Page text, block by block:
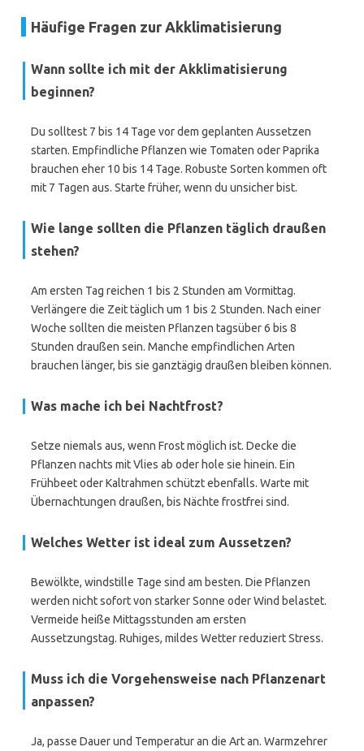
Häufige Fragen zur Akklimatisierung
Wann sollte ich mit der Akklimatisierung
beginnen?
Du solltest 7 bis 14 Tage vor dem geplanten Aussetzen
starten. Empfindliche Pflanzen wie Tomaten oder Paprika
brauchen eher 10 bis 14 Tage. Robuste Sorten kommen oft
mit 7 Tagen aus. Starte früher, wenn du unsicher bist.
Wie lange sollten die Pflanzen täglich draußen
stehen?
Am ersten Tag reichen 1 bis 2 Stunden am Vormittag.
Verlängere die Zeit täglich um 1 bis 2 Stunden. Nach einer
Woche sollten die meisten Pflanzen tagsüber 6 bis 8
Stunden draußen sein. Manche empfindlichen Arten
brauchen länger, bis sie ganztägig draußen bleiben können.
Was mache ich bei Nachtfrost?
Setze niemals aus, wenn Frost möglich ist. Decke die
Pflanzen nachts mit Vlies ab oder hole sie hinein. Ein
Frühbeet oder Kaltrahmen schützt ebenfalls. Warte mit
Übernachtungen draußen, bis Nächte frostfrei sind.
Welches Wetter ist ideal zum Aussetzen?
Bewölkte, windstille Tage sind am besten. Die Pflanzen
werden nicht sofort von starker Sonne oder Wind belastet.
Vermeide heiße Mittagsstunden am ersten
Aussetzungstag. Ruhiges, mildes Wetter reduziert Stress.
Muss ich die Vorgehensweise nach Pflanzenart
anpassen?
Ja, passe Dauer und Temperatur an die Art an. Warmzehrer